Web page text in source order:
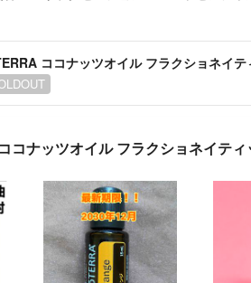
ココナッツオイル フラクショネイ
コナッツオイル フラクショネイテ